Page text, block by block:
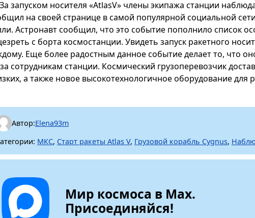
За запуском носителя «AtlasV» члены экипажа станции
на своей странице в самой популярной социальной
Астронавт сообщил, что это событие пополнило список
с борта космостанции. Увидеть запуск ракетного
Еще более радостным данное событие делает то, что
сотрудникам станции. Космический грузоперевозчик
а также новое высокотехнологичное оборудование для
Автор:Elena93m
МКС, Старт ракеты Atlas V, Грузовой корабль Cygnus,
Мир космоса в Max.
Присоединяйся!